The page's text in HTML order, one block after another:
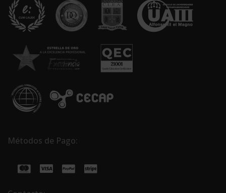
Métodos de Pago: